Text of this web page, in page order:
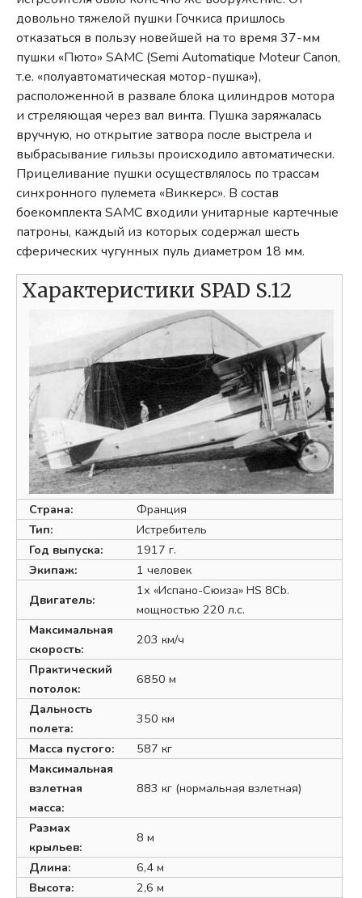
довольно тяжелой пушки Гочкиса пришлось
отказаться в пользу новейшей на то время 37-мм
пушки «Пюто» SAMC (Semi Automatique Moteur Canon,
т.е. «полуавтоматическая мотор-пушка»),
расположенной в развале блока цилиндров мотора
и стреляющая через вал винта. Пушка заряжалась
вручную, но открытие затвора после выстрела и
выбрасывание гильзы происходило автоматически.
Прицеливание пушки осуществлялось по трассам
синхронного пулемета «Виккерс». В состав
боекомплекта SAMC входили унитарные картечные
патроны, каждый из которых содержал шесть
сферических чугунных пуль диаметром 18 мм.
Характеристики SPAD S.12
Страна:
Франция
Тип:
Истребитель
Год выпуска:
1917 г.
Экипаж:
1 человек
Двигатель:
1х «Испано-Сюиза» HS 8Cb.
мощностью 220 л.с.
Максимальная
скорость:
203 км/ч
Практический
потолок:
6850 м
Дальность
полета:
350 км
Масса пустого:
587 кг
Максимальная
взлетная
масса:
883 кг (нормальная взлетная)
Размах
крыльев:
8 м
Длина:
6,4 м
Высота:
2,6 м